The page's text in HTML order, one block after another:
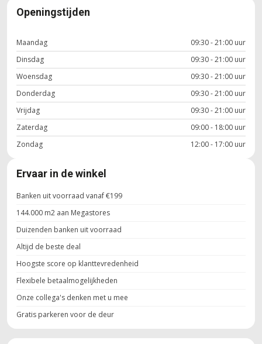
Openingstijden
Maandag
09:30 - 21:00 uur
Dinsdag
09:30 - 21:00 uur
Woensdag
09:30 - 21:00 uur
Donderdag
09:30 - 21:00 uur
Vrijdag
09:30 - 21:00 uur
Zaterdag
09:00 - 18:00 uur
Zondag
12:00 - 17:00 uur
Ervaar in de winkel
Banken uit voorraad vanaf €199
144.000 m2 aan Megastores
Duizenden banken uit voorraad
Altijd de beste deal
Hoogste score op klanttevredenheid
Flexibele betaalmogelijkheden
Onze collega's denken met u mee
Gratis parkeren voor de deur